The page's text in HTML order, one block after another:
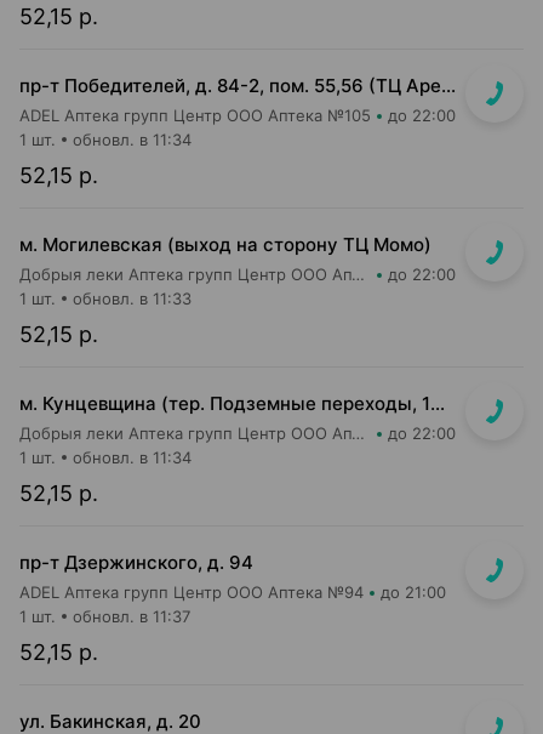
52,15 р.
пр-т Победителей, д. 84-2, пом. 55,56 (ТЦ Арена Сити, напротив центр. входа)
ADEL Аптека групп Центр ООО Аптека №105 до 22:00
52,15 р.
1 шт. обновл. в 11:34
м. Могилевская (выход на сторону ТЦ Момо)
Добрыя леки Аптека групп Центр ООО Аптека №8 до 22:00
52,15 р.
1 шт. обновл. в 11:33
м. Кунцевщина (тер. Подземные переходы, 10, пом. 13)
Добрыя леки Аптека групп Центр ООО Аптека №15 до 22:00
52,15 р.
1 шт. обновл. в 11:34
пр-т Дзержинского, д. 94
ADEL Аптека групп Центр ООО Аптека №94 до 21:00
52,15 р.
1 шт. обновл. в 11:37
ул. Бакинская, д. 20